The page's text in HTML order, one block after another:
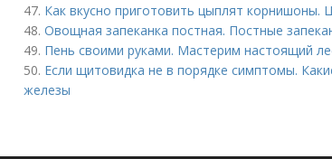
47. Как вкусно приготовить цыплят корнишоны.
48. Овощная запеканка постная. Постные
49. Пень своими руками. Мастерим настоящий
50. Если щитовидка не в порядке симптомы.
железы